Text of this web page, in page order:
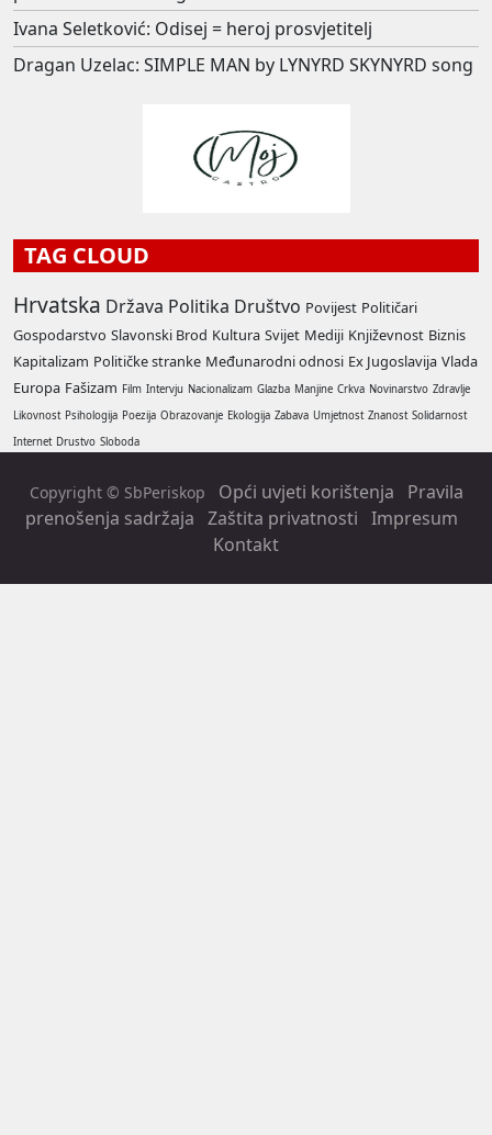
Ivana Seletković: Odisej = heroj prosvjetitelj
Dragan Uzelac: SIMPLE MAN by LYNYRD SKYNYRD song
TAG CLOUD
Hrvatska Država Politika Društvo Povijest Političari
Gospodarstvo Slavonski Brod Kultura Svijet Mediji Književnost Biznis
Kapitalizam Političke stranke Međunarodni odnosi Ex Jugoslavija Vlada
Europa Fašizam Film Intervju Nacionalizam Glazba Manjine Crkva Novinarstvo Zdravlje
Likovnost Psihologija Poezija Obrazovanje Ekologija Zabava Umjetnost Znanost Solidarnost
Internet Drustvo Sloboda
Copyright © SbPeriskop Opći uvjeti korištenja
Pravila
prenošenja sadržaja Zaštita privatnosti Impresum
Kontakt